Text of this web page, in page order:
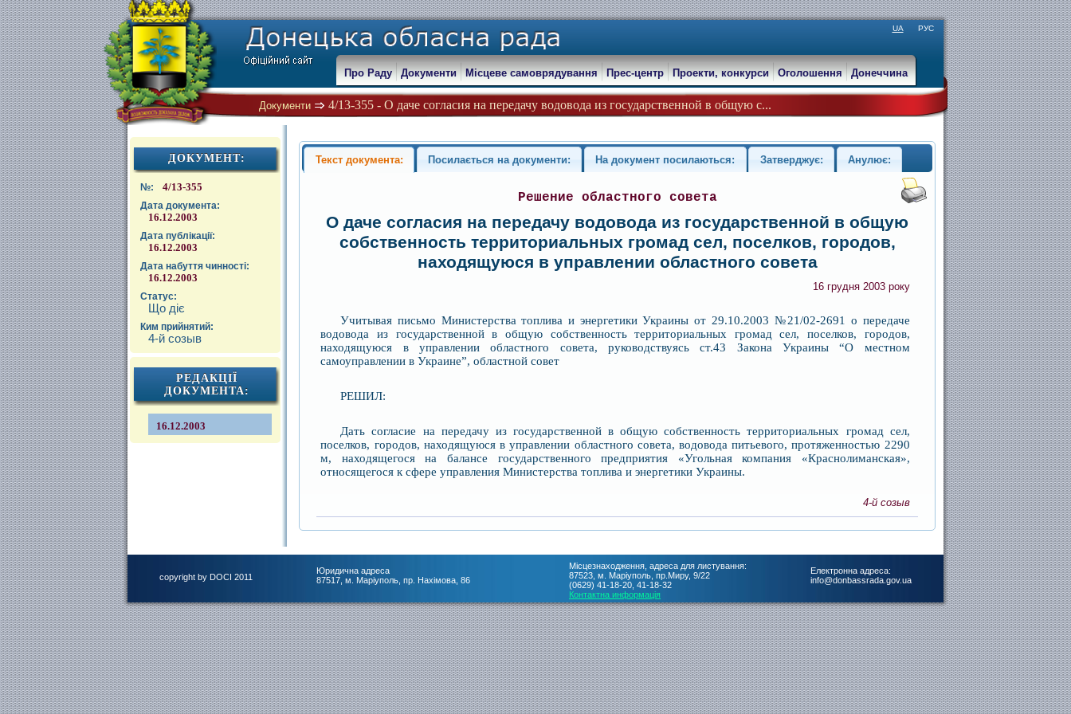
UA РУС
Документи 4/13-355 - О даче согласия на передачу водовода из государственной в общую с...
Про Раду Документи Місцеве самоврядування Прес-центр Проекти, конкурси Оголошення Донеччина
ДОКУМЕНТ:
№: 4/13-355
Дата документа:
16.12.2003
Дата публікації:
16.12.2003
Дата набуття чинності:
16.12.2003
Статус:
Що діє
Ким прийнятий:
4-й созыв
РЕДАКЦІЇ
ДОКУМЕНТА:
16.12.2003
Текст документа: Посилається на документи: На документ посилаються: Затверджує: Анулює:
Решение областного совета
О даче согласия на передачу водовода из государственной в общую
собственность территориальных громад сел, поселков, городов,
находящуюся в управлении областного совета
16 грудня 2003 року
Учитывая письмо Министерства топлива и энергетики Украины от 29.10.2003 №21/02-2691 о передаче
водовода из государственной в общую собственность территориальных громад сел, поселков, городов,
находящуюся в управлении областного совета, руководствуясь ст.43 Закона Украины “О местном
самоуправлении в Украине”, областной совет
РЕШИЛ:
Дать согласие на передачу из государственной в общую собственность территориальных громад сел,
поселков, городов, находящуюся в управлении областного совета, водовода питьевого, протяженностью 2290
м, находящегося на балансе государственного предприятия «Угольная компания «Краснолиманская»,
относящегося к сфере управления Министерства топлива и энергетики Украины.
4-й созыв
copyright by DOCI 2011
Юридична адреса
87517, м. Маріуполь, пр. Нахімова, 86
Електронна адреса:
info@donbassrada.gov.ua
Місцезнаходження, адреса для листування:
87523, м. Маріуполь, пр.Миру, 9/22
(0629) 41-18-20, 41-18-32
Контактна информація